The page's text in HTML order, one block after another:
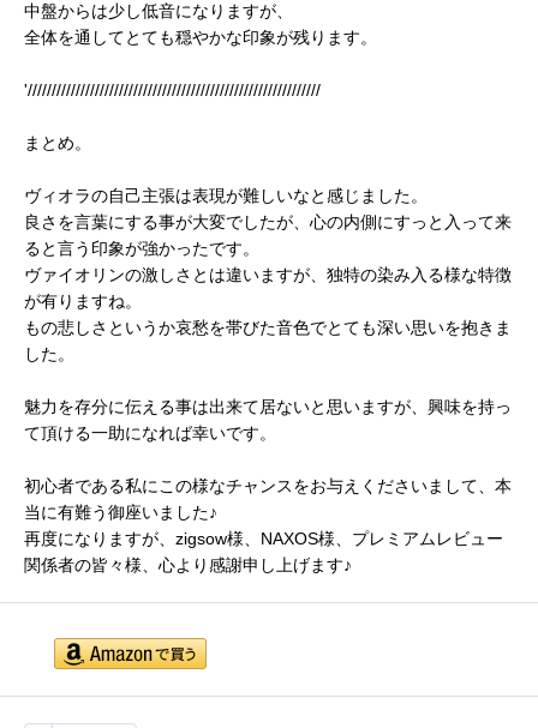
中盤からは少し低音になりますが、
全体を通してとても穏やかな印象が残ります。
'/////////////////////////////////////////////////////////////
まとめ。
ヴィオラの自己主張は表現が難しいなと感じました。
良さを言葉にする事が大変でしたが、心の内側にすっと入って来
ると言う印象が強かったです。
ヴァイオリンの激しさとは違いますが、独特の染み入る様な特徴
が有りますね。
もの悲しさというか哀愁を帯びた音色でとても深い思いを抱きま
した。
魅力を存分に伝える事は出来て居ないと思いますが、興味を持っ
て頂ける一助になれば幸いです。
初心者である私にこの様なチャンスをお与えくださいまして、本
当に有難う御座いました♪
再度になりますが、zigsow様、NAXOS様、プレミアムレビュー
関係者の皆々様、心より感謝申し上げます♪